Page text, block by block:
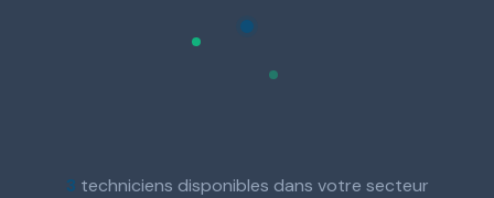
3 techniciens disponibles dans votre secteur